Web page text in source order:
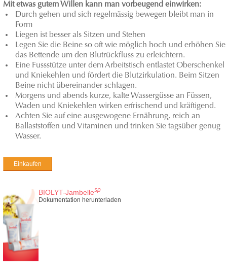
Mit etwas gutem Willen kann man vorbeugend einwirken:
Durch gehen und sich regelmässig bewegen bleibt man in
Form
Liegen ist besser als Sitzen und Stehen
Legen Sie die Beine so oft wie möglich hoch und erhöhen Sie
das Bettende um den Blutrückfluss zu erleichtern.
Eine Fussstütze unter dem Arbeitstisch entlastet Oberschenkel
und Kniekehlen und fördert die Blutzirkulation. Beim Sitzen
Beine nicht übereinander schlagen.
Morgens und abends kurze, kalte Wassergüsse an Füssen,
Waden und Kniekehlen wirken erfrischend und kräftigend.
Achten Sie auf eine ausgewogene Ernährung, reich an
Ballaststoffen und Vitaminen und trinken Sie tagsüber genug
Wasser.
Einkaufen
BIOLYT-Jambellesp
Dokumentation herunterladen